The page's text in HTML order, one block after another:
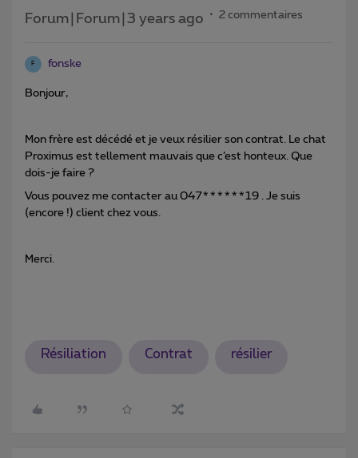
Forum|Forum|3 years ago 2 commentaires
F fonske
Bonjour,
Mon frère est décédé et je veux résilier son contrat. Le chat
Proximus est tellement mauvais que c’est honteux. Que
dois-je faire ?
Vous pouvez me contacter au 047******19 . Je suis
(encore !) client chez vous.
Merci.
Résiliation Contrat résilier